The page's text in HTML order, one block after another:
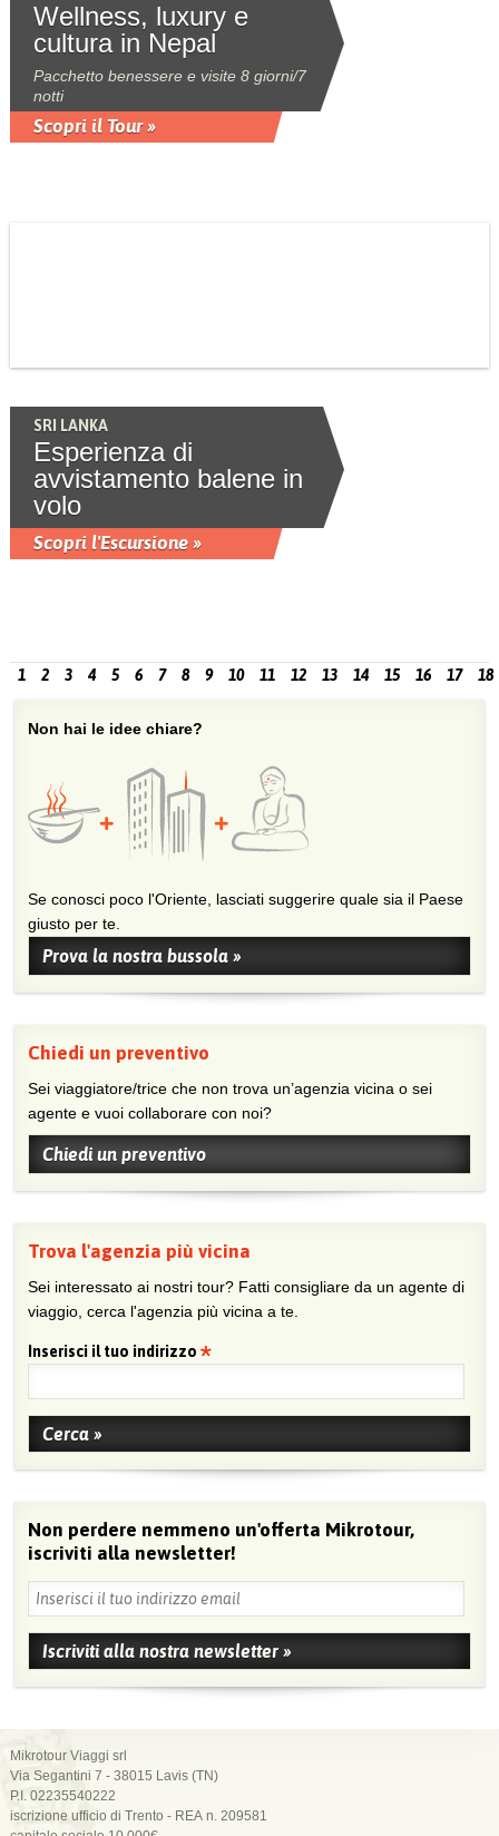
Wellness, luxury e
cultura in Nepal
Pacchetto benessere e visite 8 giorni/7
notti
Scopri il Tour »
SRI LANKA
Esperienza di
avvistamento balene in
volo
Scopri l'Escursione »
1 2 3 4 5 6 7 8 9 10 11 12 13 14 15 16 17 18
Non hai le idee chiare?
Se conosci poco l'Oriente, lasciati suggerire quale sia il Paese
giusto per te.
Prova la nostra bussola »
Chiedi un preventivo
Sei viaggiatore/trice che non trova un’agenzia vicina o sei
agente e vuoi collaborare con noi?
Chiedi un preventivo
Trova l'agenzia più vicina
Sei interessato ai nostri tour? Fatti consigliare da un agente di
viaggio, cerca l'agenzia più vicina a te.
Inserisci il tuo indirizzo
Non perdere nemmeno un'offerta Mikrotour,
iscriviti alla newsletter!
Mikrotour Viaggi srl
Via Segantini 7 - 38015 Lavis (TN)
P.I. 02235540222
iscrizione ufficio di Trento - REA n. 209581